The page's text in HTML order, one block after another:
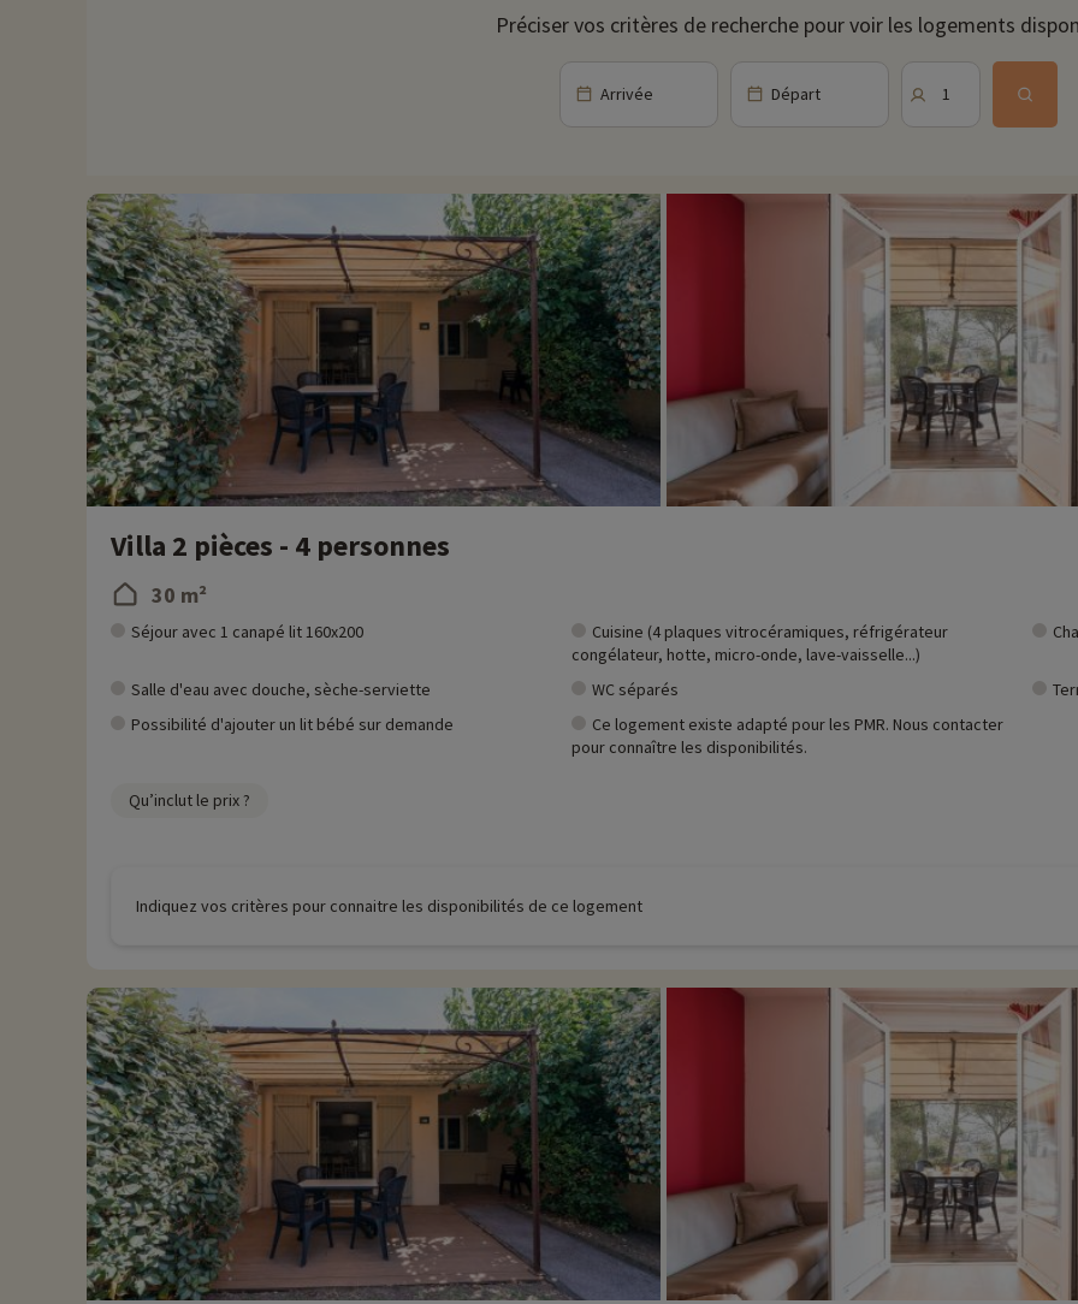
Le village de Roquebrune-sur-Argens, et le village voisin de Puget sur Argens, vous donneront l'occasion de découvrir en famille le
fortifications, et les jolies maisons à arcade. Roquebrune-sur-Argens sait faire revivre le passé de façon dynamique et ludique en
d'artisanat d'art. Roquebrune-sur-Argens est un cadre idéal pour des vacances en famille dans le sud sous le signe de l'Histoire !
La visite du Zoo de Fréjus, situé à 13 km sera l'occasion de se créer des souvenirs inoubliables en observant des animaux majestueux et en assistant à des
direction le parc aquatique Aqualand de Fréjus, également situé à 13km. Ici vous satisferez toute la famille : les petits s'amuseront sur
Chez Familytrip nous découvrons chaque année de nouvelles activités famille à proximité de nos hébergements : zoo, aquarium...Si
remise directement en ligne après avoir choisi votre logement et vous pouvez les découvrir
en cliquant ici !
Plus d'informations
• Animaux de compagnie acceptés, en supplément
• Personnes à mobilité réduite accompagnement obligatoire
Préciser vos critères de recherche pour voir les logements
Arrivée Départ 1
Villa 2 pièces - 4 personnes
30 m²
Séjour avec 1 canapé lit 160x200
Cuisine (4 plaques vitrocéramiques, réfrigérateur
congélateur, hotte, micro-onde, lave-vaisselle...)
Salle d'eau avec douche, sèche-serviette WC séparés
Possibilité d'ajouter un lit bébé sur demande
Ce logement existe adapté pour les PMR. Nous contacter
pour connaître les disponibilités.
Qu’inclut le prix ?
Indiquez vos critères pour connaitre les disponibilités de ce logement